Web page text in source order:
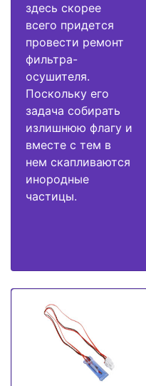
здесь скорее
всего придется
провести ремонт
фильтра-
осушителя.
Поскольку его
задача собирать
излишнюю флагу и
вместе с тем в
нем скапливаются
инородные
частицы.